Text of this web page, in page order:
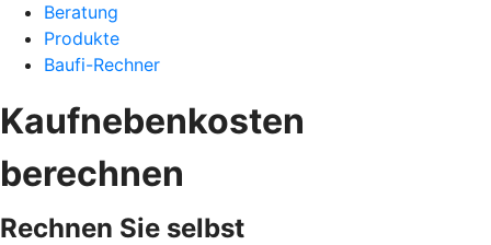
Beratung
Produkte
Baufi-Rechner
Kaufnebenkosten
berechnen
Rechnen Sie selbst